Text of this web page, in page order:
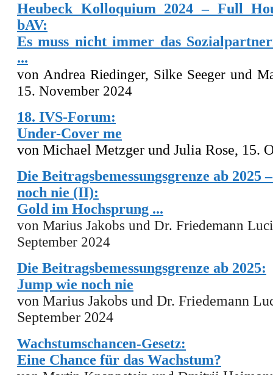
Heubeck Kolloquium 2024 – Full
bAV:
Es muss nicht immer das
...
vonAndrea Riedinger, Silke Seegerund
15. November 2024
18. IVS-Forum:
Under-Cover me
von Michael Metzger und Julia Rose, 15.
Die Beitragsbemessungsgrenze ab 2025
noch nie (II):
Gold im Hochsprung ...
von Marius Jakobs und Dr. Friedemann
September 2024
Die Beitragsbemessungsgrenze ab 2025:
Jump wie noch nie
von Marius Jakobs und Dr. Friedemann
September 2024
Wachstumschancen-Gesetz:
Eine Chance für das Wachstum?